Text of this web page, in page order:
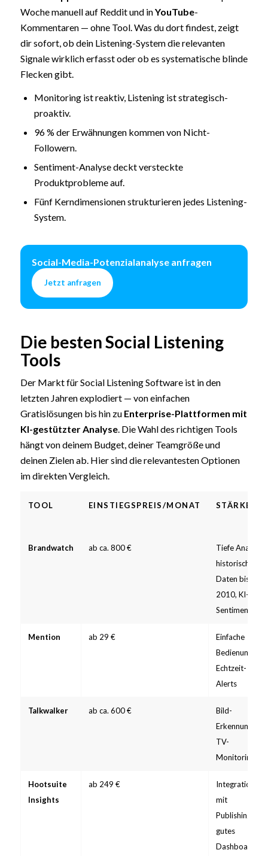
Woche manuell auf Reddit und inYouTube-
Kommentaren — ohne Tool. Was du dort findest, zeigt
dir sofort, ob dein Listening-System die relevanten
Signale wirklich erfasst oder ob es systematische blinde
Flecken gibt.
Monitoring ist reaktiv, Listening ist strategisch-
proaktiv.
96 % der Erwähnungen kommen von Nicht-
Followern.
Sentiment-Analyse deckt versteckte
Produktprobleme auf.
Fünf Kerndimensionen strukturieren jedes Listening-
System.
Social-Media-Potenzialanalyse anfragen
Jetzt anfragen
Die besten Social Listening
Tools
Der Markt für Social Listening Software ist in den
letzten Jahren explodiert — von einfachen
Gratislösungen bis hin zu Enterprise-Plattformen mit
KI-gestützter Analyse. Die Wahl des richtigen Tools
hängt von deinem Budget, deiner Teamgröße und
deinen Zielen ab. Hier sind die relevantesten Optionen
im direkten Vergleich.
TOOL EINSTIEGSPREIS/MONAT STÄRKEN
Brandwatch ab ca. 800 €
Tiefe Analyse,
historische
Daten bis
2010, KI-
Sentiment
Mention ab 29 €
Einfache
Bedienung,
Echtzeit-
Alerts
Talkwalker ab ca. 600 €
Bild-
Erkennung,
TV-
Monitoring
Hootsuite
Insights
ab 249 €
Integration
mit
Publishing,
gutes
Dashboard